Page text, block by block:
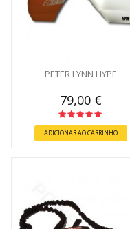
PETER LYNN HYPE
79,00 €
ADICIONAR AO CARRINHO